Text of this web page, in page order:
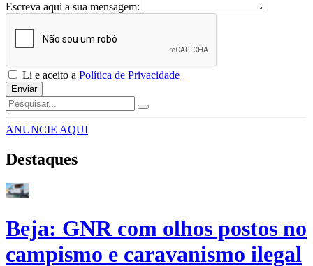
Escreva aqui a sua mensagem:
Li e aceito a Política de Privacidade
Enviar
ANUNCIE AQUI
Destaques
Beja: GNR com olhos postos no
campismo e caravanismo ilegal